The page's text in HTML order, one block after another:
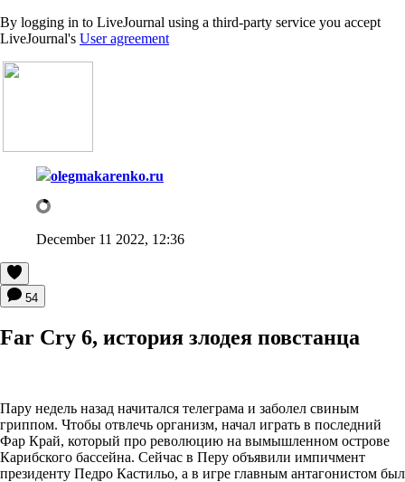
By logging in to LiveJournal using a third-party service you accept
LiveJournal's User agreement
olegmakarenko.ru
December 11 2022, 12:36
54
Far Cry 6, история злодея повстанца
Пару недель назад начитался телеграма и заболел свиным
гриппом. Чтобы отвлечь организм, начал играть в последний
Фар Край, который про революцию на вымышленном острове
Карибского бассейна. Сейчас в Перу объявили импичмент
президенту Педро Кастильо, а в игре главным антагонистом был